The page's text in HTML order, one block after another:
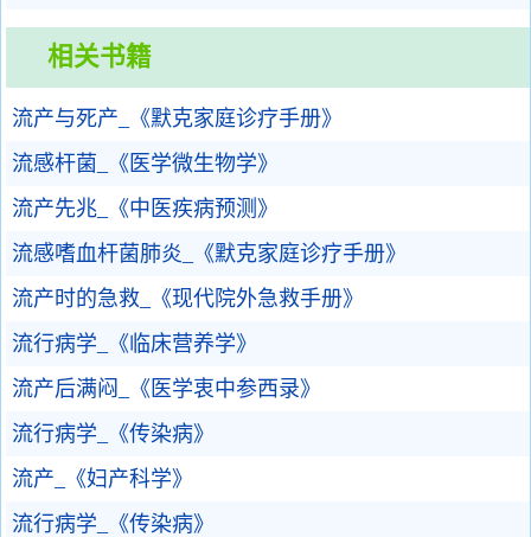
相关书籍
流产与死产_《默克家庭诊疗手册》
流感杆菌_《医学微生物学》
流产先兆_《中医疾病预测》
流感嗜血杆菌肺炎_《默克家庭诊疗手册》
流产时的急救_《现代院外急救手册》
流行病学_《临床营养学》
流产后满闷_《医学衷中参西录》
流行病学_《传染病》
流产_《妇产科学》
流行病学_《传染病》